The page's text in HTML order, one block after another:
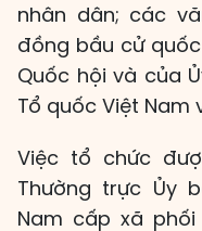
nhân dân; các
đồng bầu cử
Quốc hội và của
Tổ quốc Việt Nam
Việc tổ chức
Thường trực Ủy
Nam cấp xã